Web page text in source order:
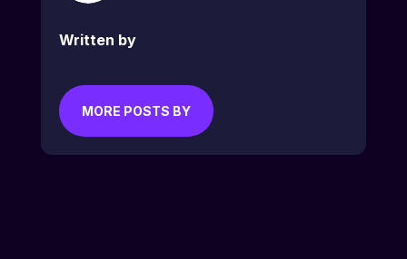
Written by
MORE POSTS BY